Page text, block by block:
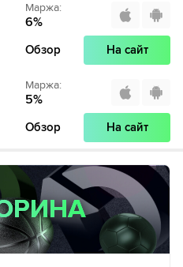
Маржа:
6%
Обзор На сайт
Маржа:
5%
Обзор На сайт